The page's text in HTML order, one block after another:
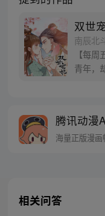
双世
南辰北
【每
青年，
儿准备
爷。看
腾讯动漫
海量正版漫画
相关问答